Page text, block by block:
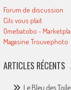
Forum de discussion
Cils vous plait
Omebatobo -
Magasine Trouvephoto
ARTICLES RÉCENTS
Le Bleu des